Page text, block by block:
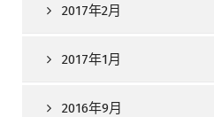
2017年2月
2017年1月
2016年9月